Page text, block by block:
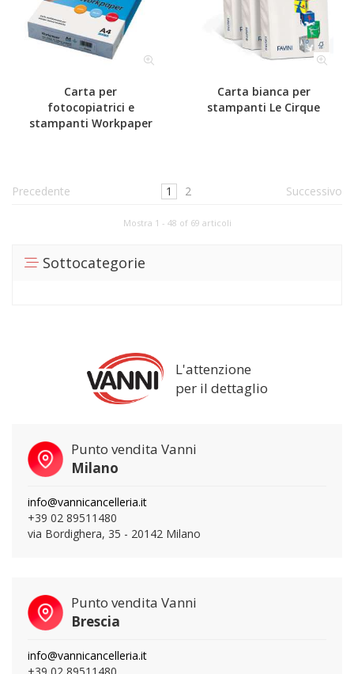
Carta per
fotocopiatrici e
stampanti Workpaper
Carta bianca per
stampanti Le Cirque
Precedente 1 2 Successivo
Mostra 1 - 48 of 69 articoli
Sottocategorie
L'attenzione
per il dettaglio
Punto vendita Vanni
Milano
info@vannicancelleria.it
+39 02 89511480
via Bordighera, 35 - 20142 Milano
Punto vendita Vanni
Brescia
info@vannicancelleria.it